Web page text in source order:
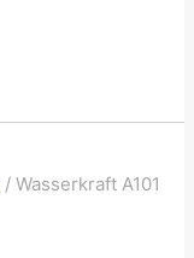
/ Wasserkraft A101